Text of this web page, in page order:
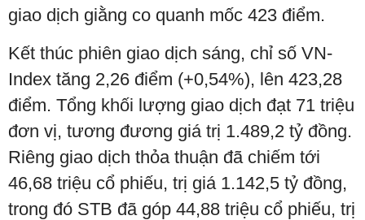
giao dịch giằng co quanh mốc 423 điểm.
Kết thúc phiên giao dịch sáng, chỉ số VN-
Index tăng 2,26 điểm (+0,54%), lên 423,28
điểm. Tổng khối lượng giao dịch đạt 71 triệu
đơn vị, tương đương giá trị 1.489,2 tỷ đồng.
Riêng giao dịch thỏa thuận đã chiếm tới
46,68 triệu cổ phiếu, trị giá 1.142,5 tỷ đồng,
trong đó STB đã góp 44,88 triệu cổ phiếu, trị